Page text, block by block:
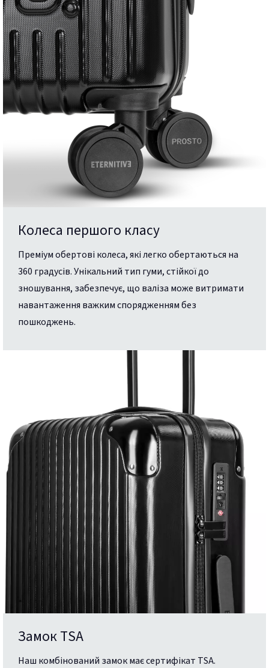
Колеса першого класу
Преміум обертові колеса, які легко обертаються на
360 градусів. Унікальний тип гуми, стійкої до
зношування, забезпечує, що валіза може витримати
навантаження важким спорядженням без
пошкоджень.
Замок TSA
Наш комбінований замок має сертифікат TSA.